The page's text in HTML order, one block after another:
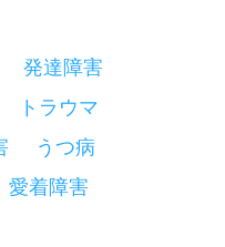
発達障害
トラウマ
うつ病
愛着障害